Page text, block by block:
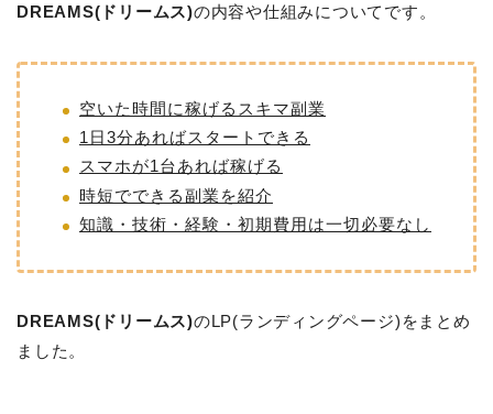
DREAMS(ドリームス)の内容や仕組みについてです。
空いた時間に稼げるスキマ副業
1日3分あればスタートできる
スマホが1台あれば稼げる
時短でできる副業を紹介
知識・技術・経験・初期費用は一切必要なし
DREAMS(ドリームス)のLP(ランディングページ)をまとめ
ました。